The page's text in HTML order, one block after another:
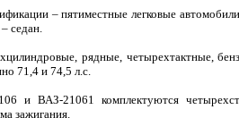
– пятиместные легковые
седан.
рядные, четырехтактные,
71,4 и 74,5 л.с.
и ВАЗ-21061 комплектуются
зажигания.